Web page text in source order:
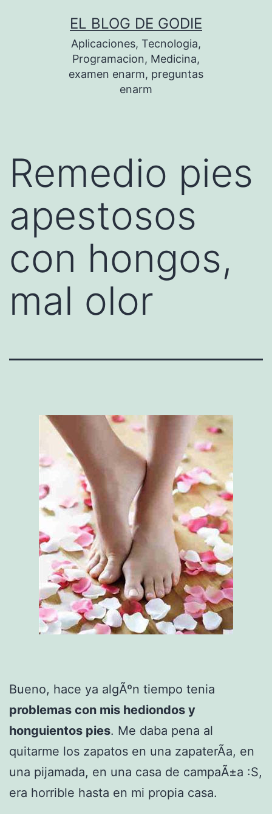
EL BLOG DE GODIE
Aplicaciones, Tecnologia,
Programacion, Medicina,
examen enarm, preguntas
enarm
Remedio pies
apestosos
con hongos,
mal olor
Bueno, hace ya algÃºn tiempo tenia
problemas con mis hediondos y
honguientos pies. Me daba pena al
quitarme los zapatos en una zapaterÃ­a, en
una pijamada, en una casa de campaÃ±a :S,
era horrible hasta en mi propia casa.